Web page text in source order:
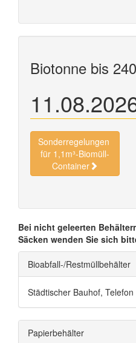
Biotonne bis
Sonderregelungen
für 1,1m³-Biomüll-
Container
Bei nicht geleerten
Säcken wenden Sie sich
Bioabfall-/Restmüllbehälter
Städtischer Bauhof,
Papierbehälter